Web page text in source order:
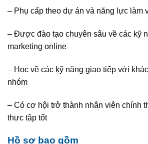
– Phụ cấp theo dự án và năng lực làm
– Được đào tạo chuyên sâu về các kỹ
marketing online
– Học về các kỹ năng giao tiếp với
nhóm
– Có cơ hội trở thành nhân viên chính
thực tập tốt
Hồ sơ bao gồm